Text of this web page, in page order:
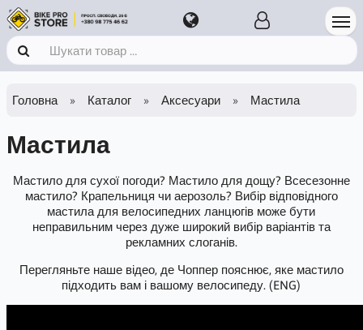
Головна Каталог Аксесуари Мастила
Мастила
Мастило для сухої погоди? Мастило для дощу? Всесезонне
мастило? Крапельниця чи аерозоль? Вибір відповідного
мастила для велосипедних ланцюгів може бути
неправильним через дуже широкий вибір варіантів та
рекламних слоганів.
Перегляньте наше відео, де Чоппер пояснює, яке мастило
підходить вам і вашому велосипеду. (ENG)